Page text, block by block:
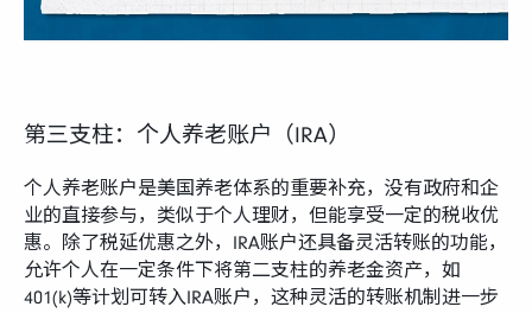
第三支柱：个人养老账户（IRA）
个人养老账户是美国养老体系的重要补充，没有政府和企
业的直接参与，类似于个人理财，但能享受一定的税收优
惠。除了税延优惠之外，IRA账户还具备灵活转账的功能，
允许个人在一定条件下将第二支柱的养老金资产，如
401(k)等计划可转入IRA账户，这种灵活的转账机制进一步